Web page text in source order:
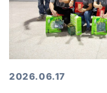
2026.06.17